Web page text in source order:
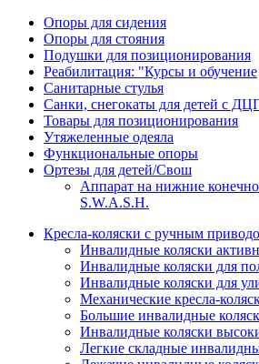
Опоры для сидения
Опоры для стояния
Подушки для позиционирования
Реабилитация: "Курсы и обучение
Санитарные стулья
Санки, снегокаты для детей с
Товары для позиционирования
Утяжеленные одеяла
Функциональные опоры
Ортезы для детей/Свош
Аппарат на нижние
S.W.A.S.H.
Кресла-коляски с ручным
Инвалидные коляски
Инвалидные коляски для
Инвалидные коляски для
Механические кресла-
Большие инвалидные
Инвалидные коляски
Легкие складные